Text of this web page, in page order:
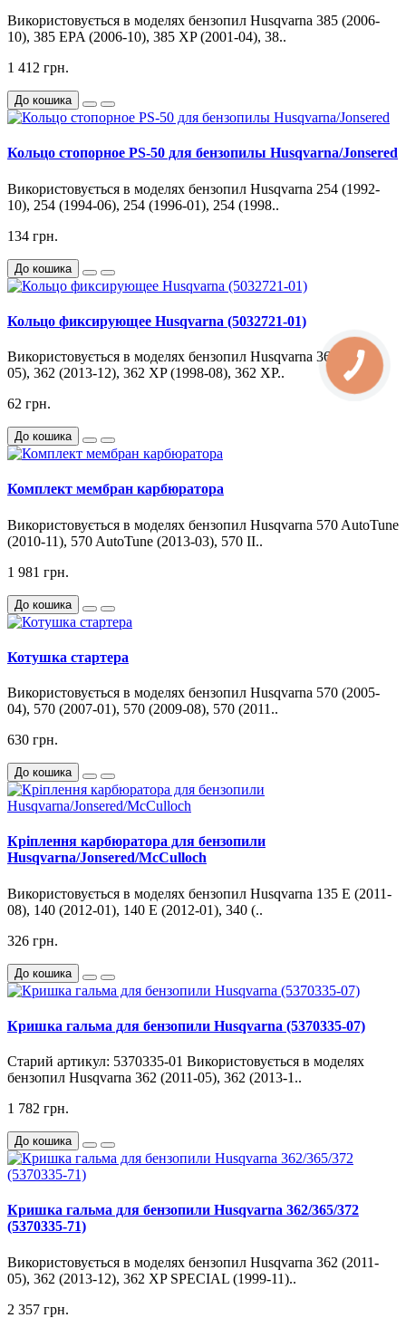
Використовується в моделях бензопил Husqvarna 385 (2006-
10), 385 EPA (2006-10), 385 XP (2001-04), 38..
1 412 грн.
До кошика
Кольцо стопорное PS-50 для бензопилы Husqvarna/Jonsered
Використовується в моделях бензопил Husqvarna 254 (1992-
10), 254 (1994-06), 254 (1996-01), 254 (1998..
134 грн.
До кошика
Кольцо фиксирующее Husqvarna (5032721-01)
Використовується в моделях бензопил Husqvarna 362 (2011-
05), 362 (2013-12), 362 XP (1998-08), 362 XP..
62 грн.
До кошика
Комплект мембран карбюратора
Використовується в моделях бензопил Husqvarna 570 AutoTune
(2010-11), 570 AutoTune (2013-03), 570 II..
1 981 грн.
До кошика
Котушка стартера
Використовується в моделях бензопил Husqvarna 570 (2005-
04), 570 (2007-01), 570 (2009-08), 570 (2011..
630 грн.
До кошика
Кріплення карбюратора для бензопили
Husqvarna/Jonsered/McCulloch
Використовується в моделях бензопил Husqvarna 135 E (2011-
08), 140 (2012-01), 140 E (2012-01), 340 (..
326 грн.
До кошика
Кришка гальма для бензопили Husqvarna (5370335-07)
Старий артикул: 5370335-01 Використовується в моделях
бензопил Husqvarna 362 (2011-05), 362 (2013-1..
1 782 грн.
До кошика
Кришка гальма для бензопили Husqvarna 362/365/372
(5370335-71)
Використовується в моделях бензопил Husqvarna 362 (2011-
05), 362 (2013-12), 362 XP SPECIAL (1999-11)..
2 357 грн.